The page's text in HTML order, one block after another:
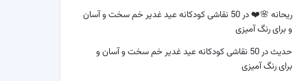
ریحانه 🌸❤️در
50 نقاشی کودکانه عید غدیر خم سخت و آسان
و برای رنگ آمیزی
حدیثدر
50 نقاشی کودکانه عید غدیر خم سخت و آسان و
برای رنگ آمیزی